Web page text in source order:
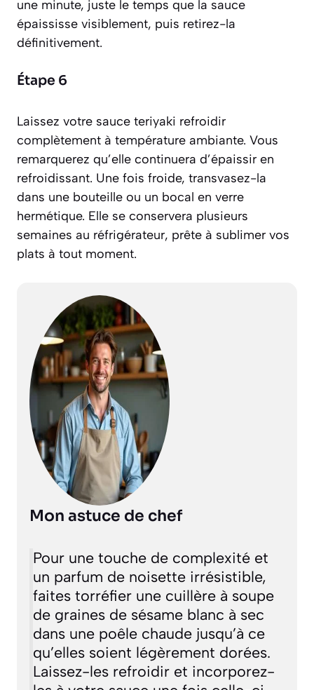
une minute, juste le temps que la sauce
épaississe visiblement, puis retirez-la
définitivement.
Étape 6
Laissez votre sauce teriyaki refroidir
complètement à température ambiante. Vous
remarquerez qu’elle continuera d’épaissir en
refroidissant. Une fois froide, transvasez-la
dans une bouteille ou un bocal en verre
hermétique. Elle se conservera plusieurs
semaines au réfrigérateur, prête à sublimer vos
plats à tout moment.
Mon astuce de chef
Pour une touche de complexité et
un parfum de noisette irrésistible,
faites torréfier une cuillère à soupe
de graines de sésame blanc à sec
dans une poêle chaude jusqu’à ce
qu’elles soient légèrement dorées.
Laissez-les refroidir et incorporez-